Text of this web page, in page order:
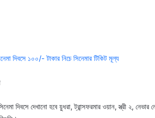
দিবসে ১০০/- টাকার নিচে সিনেমার টিকিট মূল্য
দিবসে দেখানো হবে য়ুধরা, ট্রান্সফরমার ওয়ান, স্ত্রী ২, নেভার